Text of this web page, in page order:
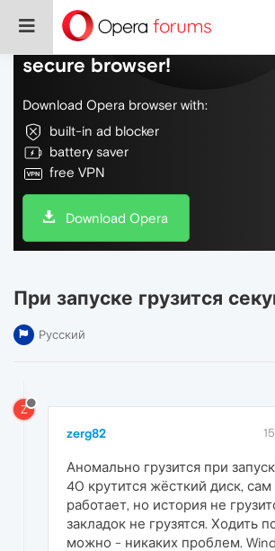
Do more on the web, with a
secure browser!
Download Opera browser with:
built-in ad blocker
battery saver
free VPN
Download Opera
При запуске грузится
Русский
Z
zerg82
Аномально грузится при
40 крутится жёсткий диск, сам
работает, но история не
закладок не грузятся. Ходить
можно - никаких проблем.